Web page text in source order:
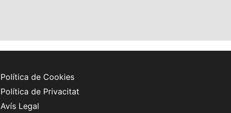
Política de Cookies
Política de Privacitat
Avís Legal